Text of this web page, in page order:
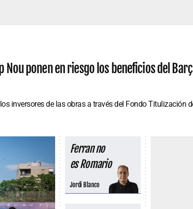
Nou ponen en riesgo los beneficios del
inversores de las obras a través del Fondo Titulización
Ferran no
es Romario
Jordi Blanco